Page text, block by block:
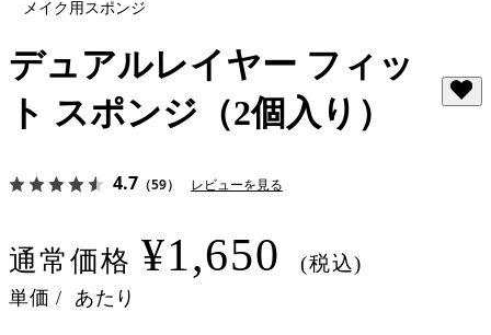
メイク用スポンジ
デュアルレイヤー フィッ
ト スポンジ（2個入り）
4.7 （59） レビューを見る
通常価格 ¥1,650 (税込)
単価 / あたり